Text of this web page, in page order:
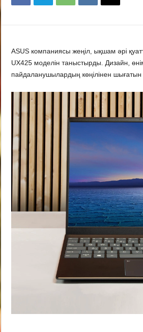
ASUS компаниясы жеңіл, ықшам әрі
UX425 моделін таныстырды. Дизайн,
пайдаланушылардың көңілінен шығатын